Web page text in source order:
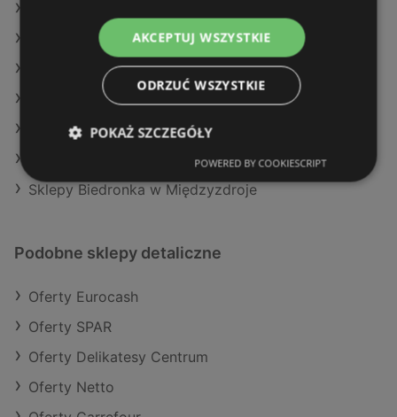
Aktualne gazetki Dealz
Aktualne gazetki Lidl
Aktualne gazetki Netto
Aktualne gazetki Carrefour
Aktualne gazetki Kaufland
Sklepy Biedronka w Międzyzdroje
Podobne sklepy detaliczne
Oferty Eurocash
Oferty SPAR
Oferty Delikatesy Centrum
Oferty Netto
AKCEPTUJ WSZYSTKIE
ODRZUĆ WSZYSTKIE
POKAŻ SZCZEGÓŁY
POWERED BY COOKIESCRIPT